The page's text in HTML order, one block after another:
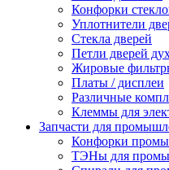
Конфорки
Уплотнители
Стекла дверей
Петли дверей
Жировые
Платы / дисплеи
Различные
Клеммы для
Запчасти для
Конфорки
ТЭНы для